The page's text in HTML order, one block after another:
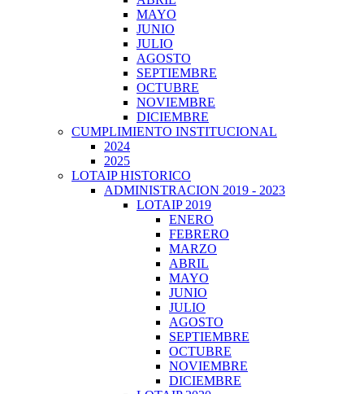
MAYO
JUNIO
JULIO
AGOSTO
SEPTIEMBRE
OCTUBRE
NOVIEMBRE
DICIEMBRE
CUMPLIMIENTO INSTITUCIONAL
2024
2025
LOTAIP HISTORICO
ADMINISTRACION 2019 - 2023
LOTAIP 2019
ENERO
FEBRERO
MARZO
ABRIL
MAYO
JUNIO
JULIO
AGOSTO
SEPTIEMBRE
OCTUBRE
NOVIEMBRE
DICIEMBRE